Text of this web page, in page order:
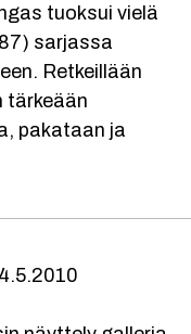
tuoksui vielä
sarjassa
Retkeillään
tärkeään
pakataan ja